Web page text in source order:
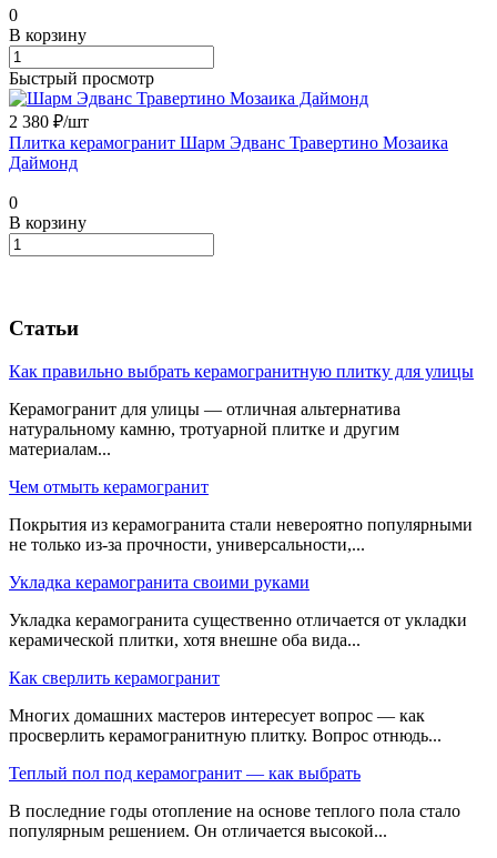
0
В корзину
Быстрый просмотр
2 380 ₽/шт
Плитка керамогранит Шарм Эдванс Травертино Мозаика
Даймонд
0
В корзину
Статьи
Как правильно выбрать керамогранитную плитку для улицы
Керамогранит для улицы — отличная альтернатива
натуральному камню, тротуарной плитке и другим
материалам...
Чем отмыть керамогранит
Покрытия из керамогранита стали невероятно популярными
не только из-за прочности, универсальности,...
Укладка керамогранита своими руками
Укладка керамогранита существенно отличается от укладки
керамической плитки, хотя внешне оба вида...
Как сверлить керамогранит
Многих домашних мастеров интересует вопрос — как
просверлить керамогранитную плитку. Вопрос отнюдь...
Теплый пол под керамогранит — как выбрать
В последние годы отопление на основе теплого пола стало
популярным решением. Он отличается высокой...